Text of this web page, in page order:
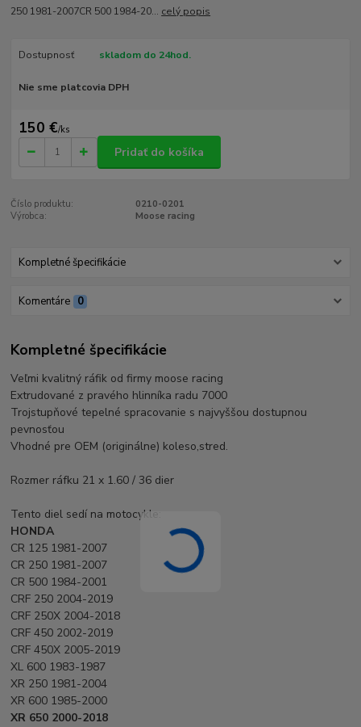
250 1981-2007CR 500 1984-20... celý popis
Dostupnosť skladom do 24hod.
Nie sme platcovia DPH
150 €/ks
Pridať do košíka
Číslo produktu:
0210-0201
Výrobca:
Moose racing
Kompletné špecifikácie
Komentáre 0
Kompletné špecifikácie
Veľmi kvalitný ráfik od firmy moose racing
Extrudované z pravého hlinníka radu 7000
Trojstupňové tepelné spracovanie s najvyššou dostupnou
pevnosťou
Vhodné pre OEM (originálne) koleso,stred.
Rozmer ráfku 21 x 1.60 / 36 dier
Tento diel sedí na motocykle:
HONDA
CR 125 1981-2007
CR 250 1981-2007
CR 500 1984-2001
CRF 250 2004-2019
CRF 250X 2004-2018
CRF 450 2002-2019
CRF 450X 2005-2019
XL 600 1983-1987
XR 250 1981-2004
XR 600 1985-2000
XR 650 2000-2018